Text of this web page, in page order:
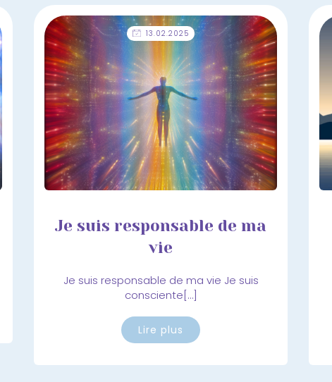
13.02.2025
Je suis responsable de ma
vie
Je suis responsable de ma vie Je suis
consciente[…]
Lire plus